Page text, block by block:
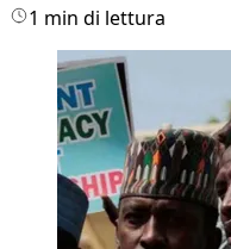
1 min di lettura